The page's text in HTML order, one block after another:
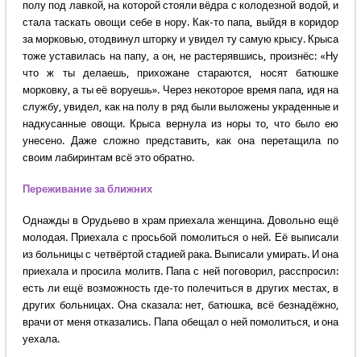
полу под лавкой, на которой стояли вёдра с колодезной водой, и
стала таскать овощи себе в нору. Как-то папа, выйдя в коридор
за морковью, отодвинул шторку и увидел ту самую крысу. Крыса
тоже уставилась на папу, а он, не растерявшись, произнёс: «Ну
что ж ты делаешь, прихожане стараются, носят батюшке
морковку, а ты её воруешь». Через некоторое время папа, идя на
службу, увидел, как на полу в ряд были выложены украденные и
надкусанные овощи. Крыса вернула из норы то, что было ею
унесено. Даже сложно представить, как она перетащила по
своим лабиринтам всё это обратно.
Переживание за ближних
Однажды в Орудьево в храм приехала женщина. Довольно ещё
молодая. Приехала с просьбой помолиться о ней. Её выписали
из больницы с четвёртой стадией рака. Выписали умирать. И она
приехала и просила молитв. Папа с ней поговорил, расспросил:
есть ли ещё возможность где-то полечиться в других местах, в
других больницах. Она сказала: нет, батюшка, всё безнадёжно,
врачи от меня отказались. Папа обещал о ней помолиться, и она
уехала.